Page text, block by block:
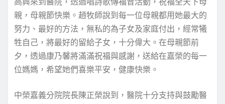
親，母親節快樂。趙牧師說到每一位母親都用她最大的
努力、最好的方法，無私的為子女及家庭付出，經常犧
牲自己，將最好的留給子女，十分偉大。在母親節前
夕，透過康乃馨將滿滿祝福與感謝，送給在嘉榮的每一
位媽媽，希望她們喜樂平安，健康快樂。
中榮嘉義分院院長陳正榮說到，醫院十分支持與鼓勵醫